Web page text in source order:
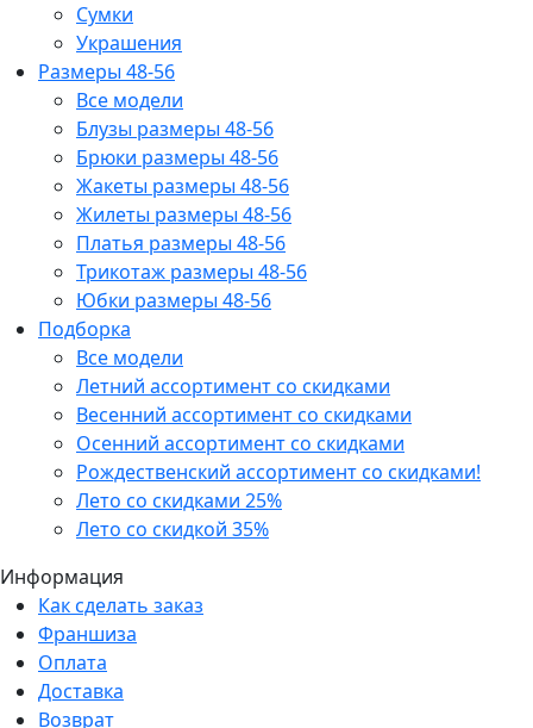
Сумки
Украшения
Размеры 48-56
Все модели
Блузы размеры 48-56
Брюки размеры 48-56
Жакеты размеры 48-56
Жилеты размеры 48-56
Платья размеры 48-56
Трикотаж размеры 48-56
Юбки размеры 48-56
Подборка
Все модели
Летний ассортимент со скидками
Весенний ассортимент со скидками
Осенний ассортимент со скидками
Рождественский ассортимент со скидками!
Лето со скидками 25%
Лето со скидкой 35%
Информация
Как сделать заказ
Франшиза
Оплата
Доставка
Возврат